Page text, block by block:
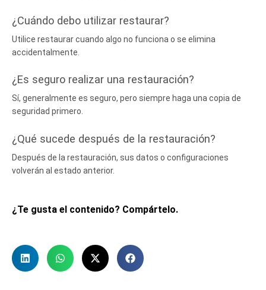
¿Cuándo debo utilizar restaurar?
Utilice restaurar cuando algo no funciona o se elimina
accidentalmente.
¿Es seguro realizar una restauración?
Sí, generalmente es seguro, pero siempre haga una copia de
seguridad primero.
¿Qué sucede después de la restauración?
Después de la restauración, sus datos o configuraciones
volverán al estado anterior.
¿Te gusta el contenido? Compártelo.